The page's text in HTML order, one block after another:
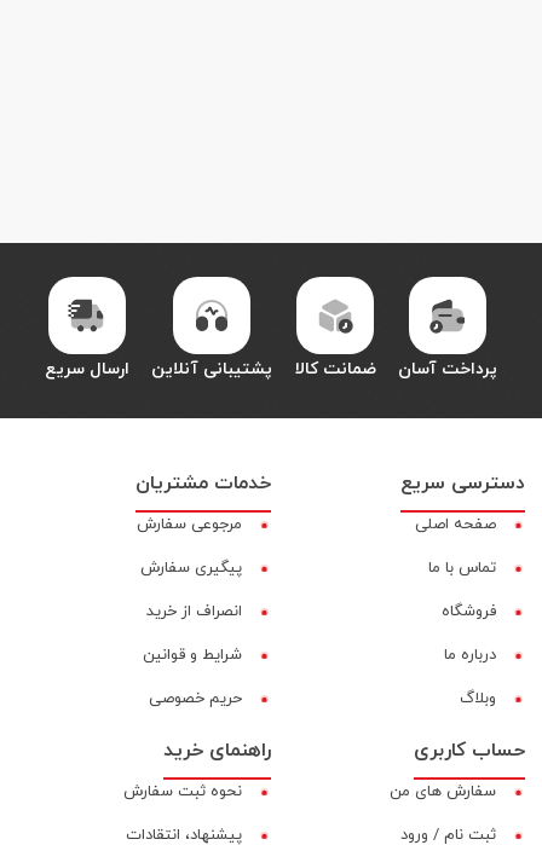
پرداخت آسان ضمانت کالا پشتیبانی آنلاین ارسال سریع
دسترسی سریع
صفحه اصلی
تماس با ما
فروشگاه
درباره ما
وبلاگ
خدمات مشتریان
مرجوعی سفارش
پیگیری سفارش
انصراف از خرید
شرایط و قوانین
حریم خصوصی
حساب کاربری
سفارش های من
ثبت نام / ورود
راهنمای خرید
نحوه ثبت سفارش
پیشنهاد، انتقادات